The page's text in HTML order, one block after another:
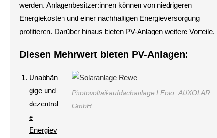
werden. Anlagenbesitzer:innen können von niedrigeren
Energiekosten und einer nachhaltigen Energieversorgung
profitieren. Darüber hinaus bieten PV-Anlagen weitere Vorteile.
Diesen Mehrwert bieten PV-Anlagen:
Photovoltaikaufdachanlage I Foto: AUXOLAR
GmbH
Unabhän
gige und
dezentral
e
Energiev